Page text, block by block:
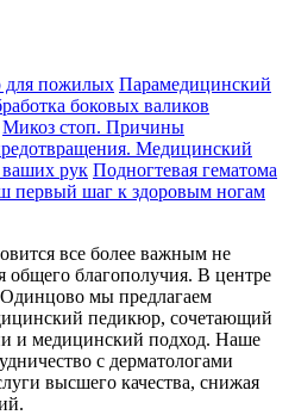
для пожилых Парамедицинский
боковых валиков
Микоз стоп. Причины
Медицинский
ваших рук Подногтевая гематома
шаг к здоровым ногам
все более важным не
общего благополучия. В центре
мы предлагаем
педикюр, сочетающий
и медицинский подход. Наше
с дерматологами
высшего качества, снижая